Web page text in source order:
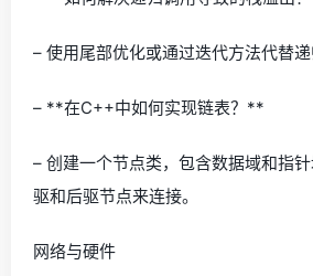
– 使用尾部优化或通过迭代方法代替递
– **在C++中如何实现链表？**
– 创建一个节点类，包含数据域和指
驱和后驱节点来连接。
网络与硬件